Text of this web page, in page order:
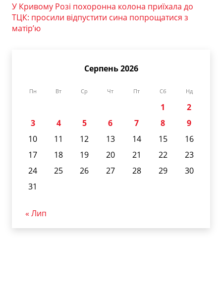
У Кривому Розі похоронна колона приїхала до
ТЦК: просили відпустити сина попрощатися з
матір’ю
Серпень 2026
Пн Вт Ср Чт Пт Сб Нд
1
2
3
4 5 6 7 8
9
10
11 12 13 14 15
16
17
18 19 20 21 22
23
24
25 26 27 28 29
30
31
« Лип